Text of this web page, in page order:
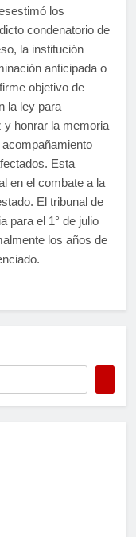
los
condenatorio de
la institución
anticipada o
objetivo de
la ley para
y honrar la memoria
Esta
en el combate a la
El tribunal de
para el 1° de julio
los años de